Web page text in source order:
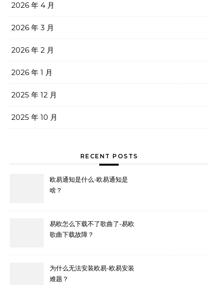
2026 年 4 月
2026 年 3 月
2026 年 2 月
2026 年 1 月
2025 年 12 月
2025 年 10 月
RECENT POSTS
欧易通知是什么-欧易通知是
啥？
易欧怎么下载不了歌曲了-易欧
歌曲下载故障？
为什么无法安装欧易-欧易安装
难题？